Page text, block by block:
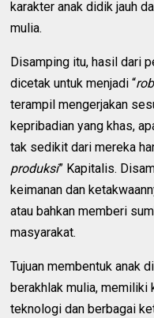
karakter anak didik jauh
mulia.
Disamping itu, hasil dari
dicetak untuk menjadi “
terampil mengerjakan
kepribadian yang khas,
tak sedikit dari mereka
produksi” Kapitalis.
keimanan dan
atau bahkan memberi
masyarakat.
Tujuan membentuk anak
berakhlak mulia, memiliki
teknologi dan berbagai